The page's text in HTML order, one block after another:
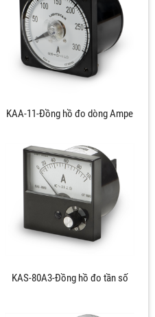
KAA-11-Đồng hồ đo dòng Ampe
KAS-80A3-Đồng hồ đo tần số